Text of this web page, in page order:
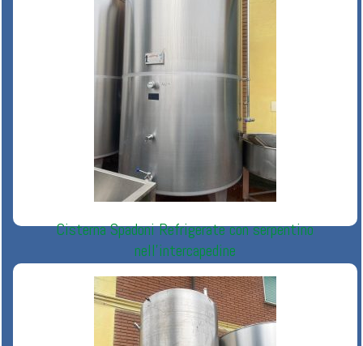
Cisterna Spadoni Refrigerate con serpentino
nell’intercapedine